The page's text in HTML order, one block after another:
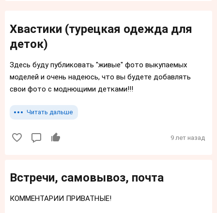
Хвастики (турецкая одежда для
деток)
Здесь буду публиковать "живые" фото выкупаемых
моделей и очень надеюсь, что вы будете добавлять
свои фото с моднющими детками!!!
Читать дальше
9 лет назад
Встречи, самовывоз, почта
КОММЕНТАРИИ ПРИВАТНЫЕ!